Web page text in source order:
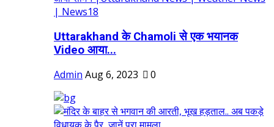
Uttarakhand के Chamoli से एक भयानक
Video आया...
Admin Aug 6, 2023 0